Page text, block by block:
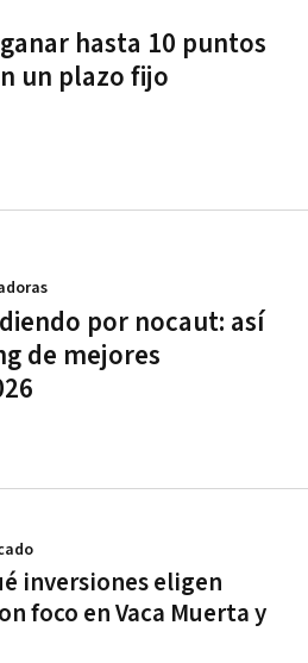
hasta 10 puntos
un plazo fijo
por nocaut: así
de mejores
inversiones eligen
foco en Vaca Muerta y